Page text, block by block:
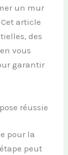
un mur
article
des
vous
garantir
réussie
pour la
peut